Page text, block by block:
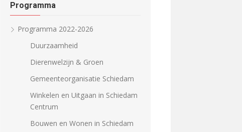
Programma
Programma 2022-2026
Duurzaamheid
Dierenwelzijn & Groen
Gemeenteorganisatie Schiedam
Winkelen en Uitgaan in Schiedam
Centrum
Bouwen en Wonen in Schiedam